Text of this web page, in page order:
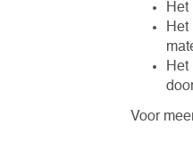
Het
Het
Het
Voor